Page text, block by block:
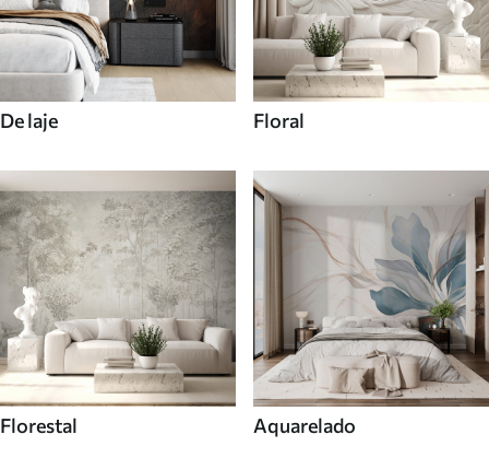
De laje Floral
Florestal Aquarelado